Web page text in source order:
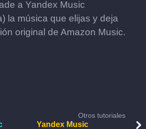
a Yandex Music
la música que elijas y deja
original de Amazon Music.
Otros tutoriales
Yandex Music